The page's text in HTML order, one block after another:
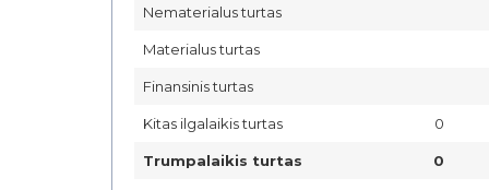
Nematerialus turtas
Materialus turtas
Finansinis turtas
Kitas ilgalaikis turtas 0
Trumpalaikis turtas 0